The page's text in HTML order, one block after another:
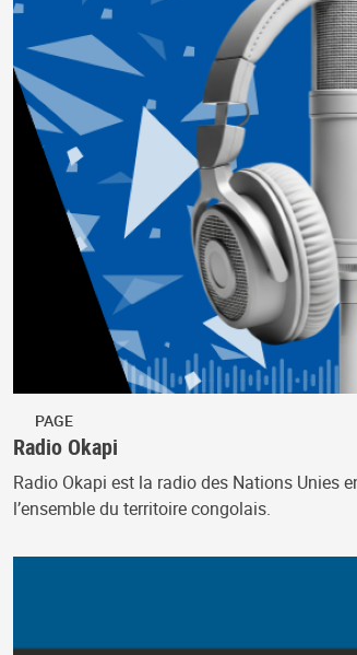
PAGE
Radio Okapi
Radio Okapi est la radio des Nations Unies
l’ensemble du territoire congolais.